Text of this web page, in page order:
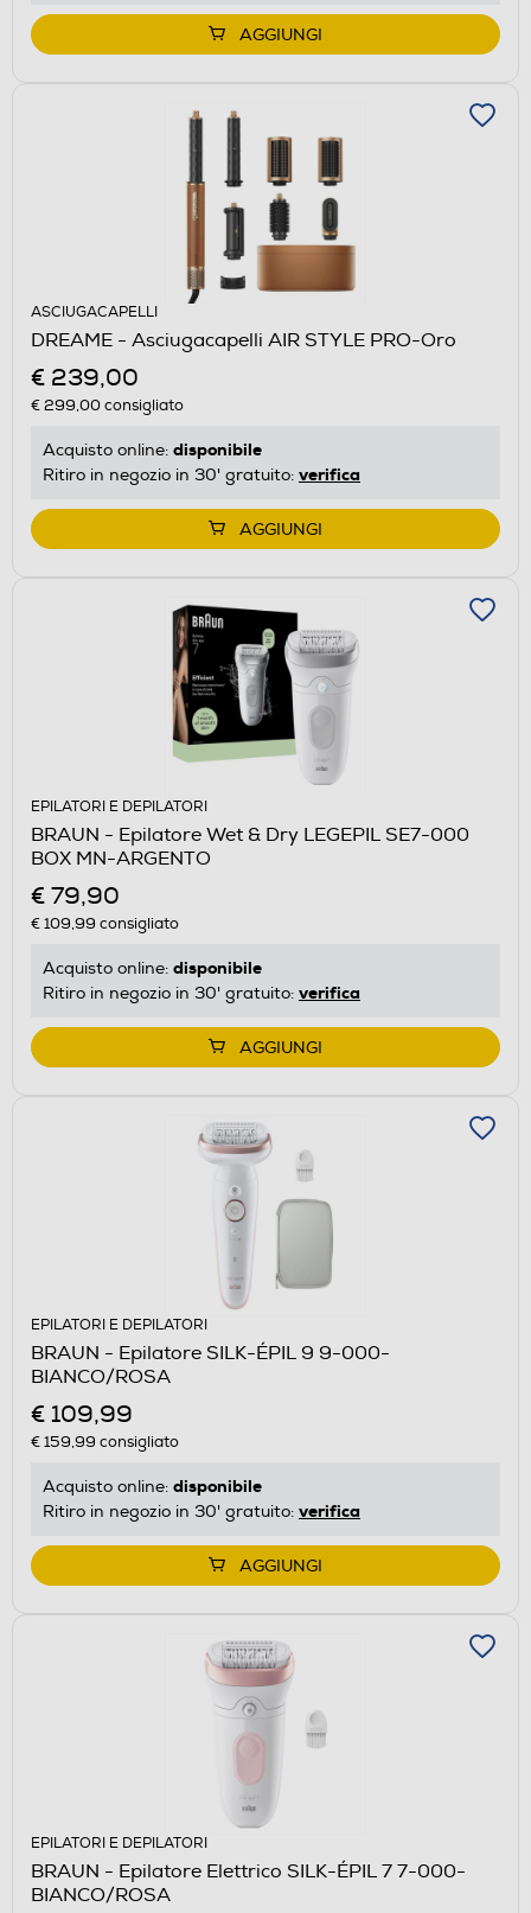
AGGIUNGI
ASCIUGACAPELLI
DREAME - Asciugacapelli AIR STYLE PRO-Oro
€ 239,00
€ 299,00consigliato
Acquisto online: disponibile
Ritiro in negozio in 30' gratuito: verifica
AGGIUNGI
EPILATORI E DEPILATORI
BRAUN - Epilatore Wet & Dry LEGEPIL SE7-000
BOX MN-ARGENTO
€ 79,90
€ 109,99 consigliato
Acquisto online: disponibile
Ritiro in negozio in 30' gratuito: verifica
AGGIUNGI
EPILATORI E DEPILATORI
BRAUN - Epilatore SILK-ÉPIL 9 9-000-
BIANCO/ROSA
€ 109,99
€ 159,99 consigliato
Acquisto online: disponibile
Ritiro in negozio in 30' gratuito: verifica
AGGIUNGI
EPILATORI E DEPILATORI
BRAUN - Epilatore Elettrico SILK-ÉPIL 7 7-000-
BIANCO/ROSA